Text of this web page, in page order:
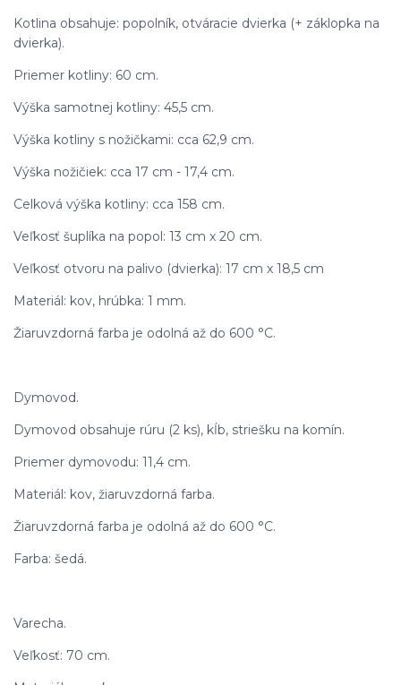
Kotlina obsahuje: popolník, otváracie dvierka (+ záklopka na
dvierka).
Priemer kotliny: 60 cm.
Výška samotnej kotliny: 45,5 cm.
Výška kotliny s nožičkami: cca 62,9 cm.
Výška nožičiek: cca 17 cm - 17,4 cm.
Celková výška kotliny: cca 158 cm.
Veľkosť šuplíka na popol: 13 cm x 20 cm.
Veľkosť otvoru na palivo (dvierka): 17 cm x 18,5 cm
Materiál: kov, hrúbka: 1 mm.
Žiaruvzdorná farba je odolná až do 600 °C.
Dymovod.
Dymovod obsahuje rúru (2 ks), kĺb, striešku na komín.
Priemer dymovodu: 11,4 cm.
Materiál: kov, žiaruvzdorná farba.
Žiaruvzdorná farba je odolná až do 600 °C.
Farba: šedá.
Varecha.
Veľkosť: 70 cm.